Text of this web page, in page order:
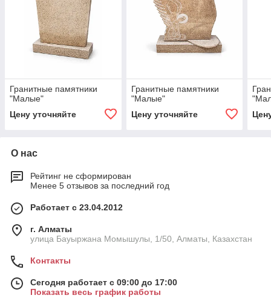
Гранитные памятники
"Малые"
Цену уточняйте
Гранитные памятники
"Малые"
Цену уточняйте
О нас
Рейтинг не сформирован
Менее 5 отзывов за последний год
Работает с 23.04.2012
г. Алматы
улица Бауыржана Момышулы, 1/50, Алматы, Казахстан
Контакты
Сегодня работает с 09:00 до 17:00
Показать весь график работы